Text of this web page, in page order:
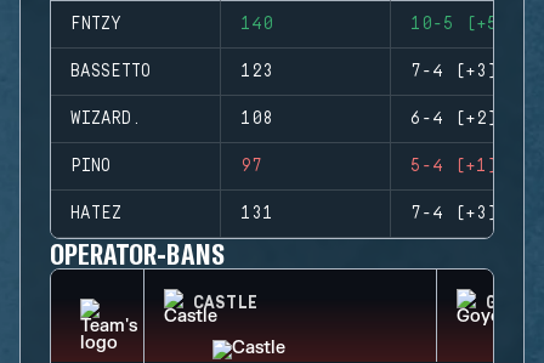
FNTZY 140 10-5 (+5)
BASSETTO 123 7-4 (+3)
WIZARD. 108 6-4 (+2)
PINO 97 5-4 (+1)
HATEZ 131 7-4 (+3)
OPERATOR-BANS
CASTLE GOYO